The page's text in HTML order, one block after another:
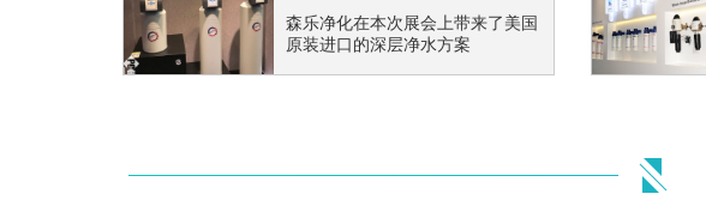
森乐净化在本次展会上带来了美国
原装进口的深层净水方案